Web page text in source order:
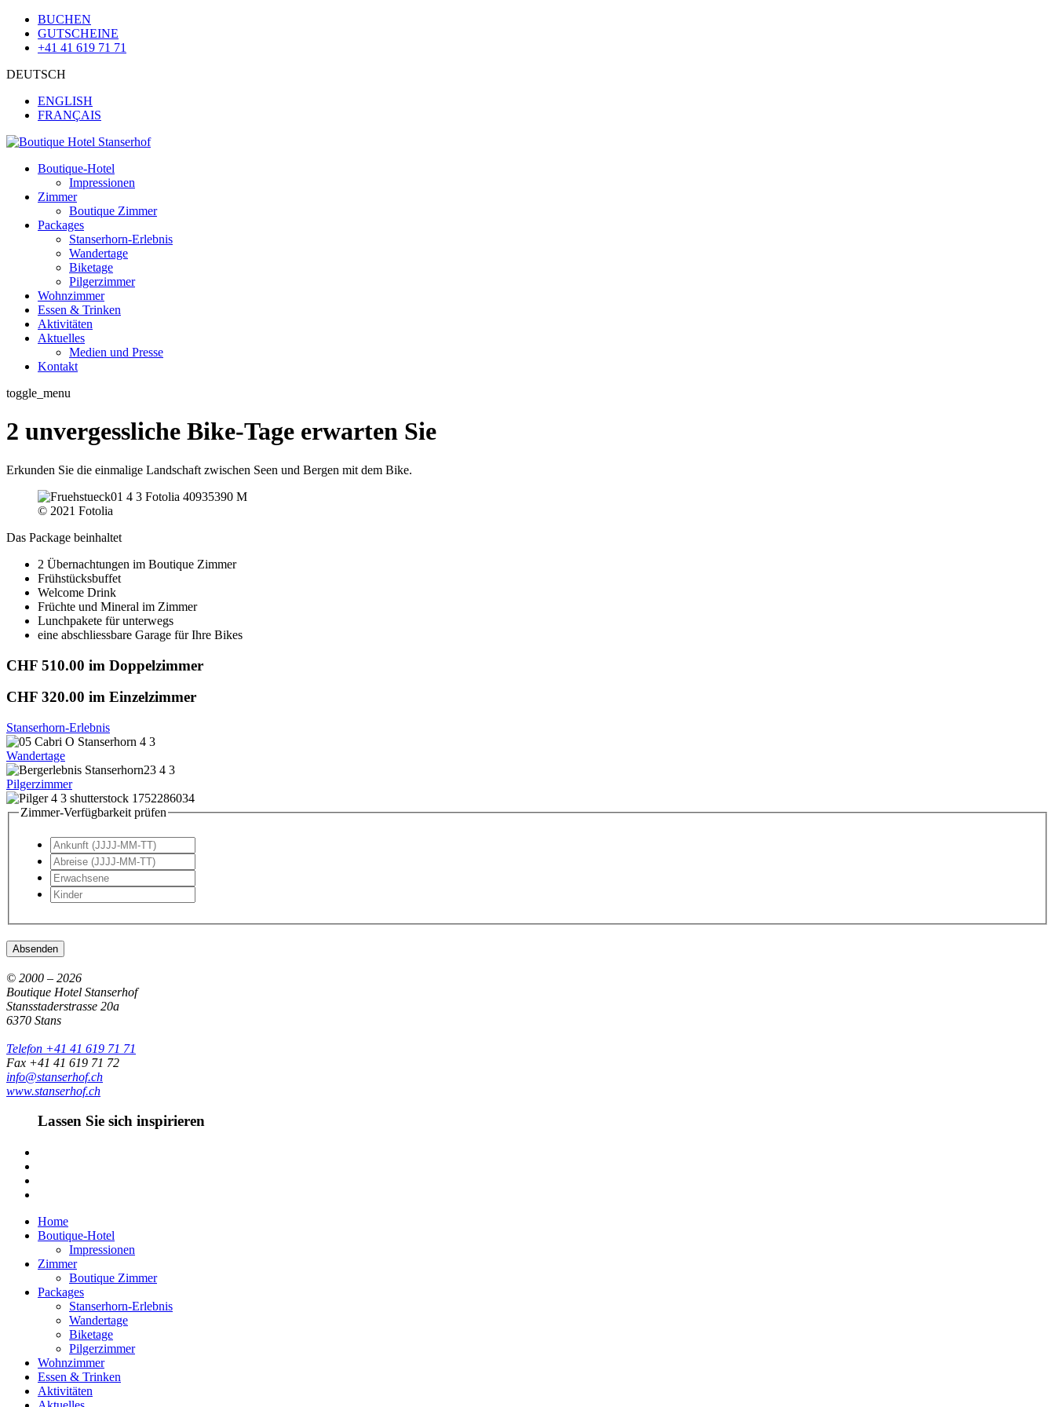
BUCHEN
GUTSCHEINE
+41 41 619 71 71
DEUTSCH
ENGLISH
FRANÇAIS
Boutique-Hotel
Impressionen
Zimmer
Boutique Zimmer
Packages
Stanserhorn-Erlebnis
Wandertage
Biketage
Pilgerzimmer
Wohnzimmer
Essen & Trinken
Aktivitäten
Aktuelles
Medien und Presse
Kontakt
toggle_menu
2 unvergessliche Bike-Tage erwarten Sie
Erkunden Sie die einmalige Landschaft zwischen Seen und Bergen mit dem Bike.
© 2021 Fotolia
Das Package beinhaltet
2 Übernachtungen im Boutique Zimmer
Frühstücksbuffet
Welcome Drink
Früchte und Mineral im Zimmer
Lunchpakete für unterwegs
eine abschliessbare Garage für Ihre Bikes
CHF 510.00 im Doppelzimmer
CHF 320.00 im Einzelzimmer
Stanserhorn-Erlebnis
Wandertage
Pilgerzimmer
Zimmer-Verfügbarkeit prüfen
Absenden
© 2000 – 2026
Boutique Hotel Stanserhof
Stansstaderstrasse 20a
6370 Stans
Telefon +41 41 619 71 71
Fax +41 41 619 71 72
info@stanserhof.ch
www.stanserhof.ch
Lassen Sie sich inspirieren
Home
Boutique-Hotel
Impressionen
Zimmer
Boutique Zimmer
Packages
Stanserhorn-Erlebnis
Wandertage
Biketage
Pilgerzimmer
Wohnzimmer
Essen & Trinken
Aktivitäten